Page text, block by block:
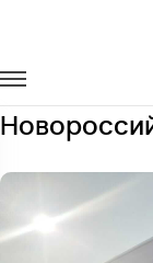
Заказать